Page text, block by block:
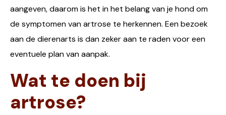
aangeven, daarom is het in het belang van je hond om
de symptomen van artrose te herkennen. Een bezoek
aan de dierenarts is dan zeker aan te raden voor een
eventuele plan van aanpak.
Wat te doen bij
artrose?